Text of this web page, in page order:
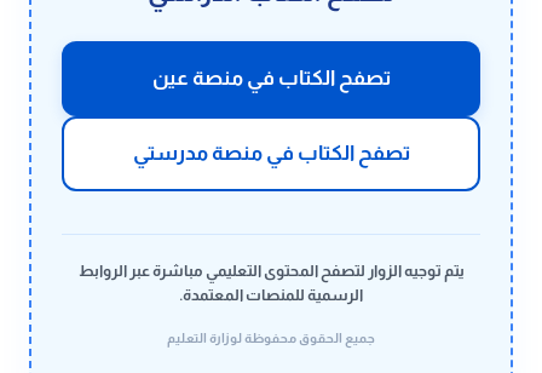
تصفح الكتاب في منصة عين
تصفح الكتاب في منصة مدرستي
يتم توجيه الزوار لتصفح المحتوى التعليمي مباشرة عبر الروابط
الرسمية للمنصات المعتمدة.
جميع الحقوق محفوظة لوزارة التعليم